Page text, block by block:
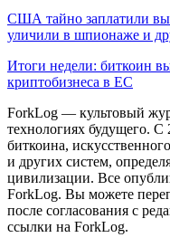
США тайно заплатили
уличили в шпионаже и
Итоги недели: биткоин
криптобизнеса в ЕС
ForkLog — культовый
технологиях будущего. С
биткоина,
и других систем,
цивилизации. Все
ForkLog. Вы можете
после согласования с
ссылки на ForkLog.